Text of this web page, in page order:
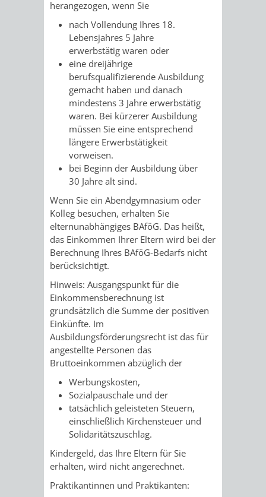
SULZBACH
AMTLICHE
BEKANNTMACHUNGEN
ABSTIMMUNGEN
HAUSHALT
2022
STADTWEGWEISER
herangezogen, wenn Sie
nach Vollendung Ihres 18.
Lebensjahres 5 Jahre
erwerbstätig waren oder
eine dreijährige
berufsqualifizierende Ausbildung
gemacht haben und danach
mindestens 3 Jahre erwerbstätig
waren. Bei kürzerer Ausbildung
müssen Sie eine entsprechend
längere Erwerbstätigkeit
vorweisen.
bei Beginn der Ausbildung über
30 Jahre alt sind.
Wenn Sie ein Abendgymnasium oder
Kolleg besuchen, erhalten Sie
elternunabhängiges BAföG. Das heißt,
das Einkommen Ihrer Eltern wird bei der
Berechnung Ihres BAföG-Bedarfs nicht
berücksichtigt.
Hinweis: Ausgangspunkt für die
Einkommensberechnung ist
grundsätzlich die Summe der positiven
Einkünfte. Im
Ausbildungsförderungsrecht ist das für
angestellte Personen das
Bruttoeinkommen abzüglich der
Werbungskosten,
Sozialpauschale und der
tatsächlich geleisteten Steuern,
einschließlich Kirchensteuer und
Solidaritätszuschlag.
Kindergeld, das Ihre Eltern für Sie
erhalten, wird nicht angerechnet.
Praktikantinnen und Praktikanten: